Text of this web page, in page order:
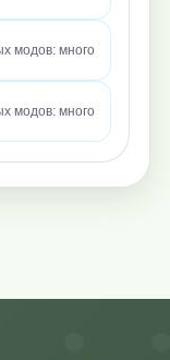
модов: много
модов: много